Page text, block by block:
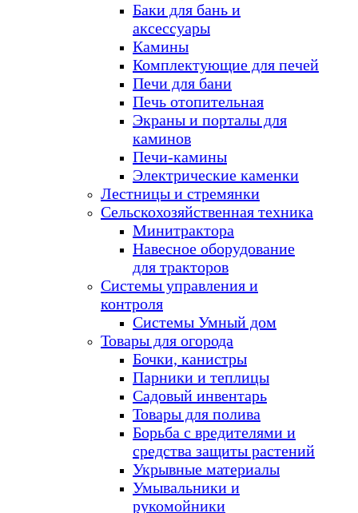
Баки для бань и
аксессуары
Камины
Комплектующие для печей
Печи для бани
Печь отопительная
Экраны и порталы для
каминов
Печи-камины
Электрические каменки
Лестницы и стремянки
Сельскохозяйственная техника
Минитрактора
Навесное оборудование
для тракторов
Системы управления и
контроля
Системы Умный дом
Товары для огорода
Бочки, канистры
Парники и теплицы
Садовый инвентарь
Товары для полива
Борьба с вредителями и
средства защиты растений
Укрывные материалы
Умывальники и
рукомойники